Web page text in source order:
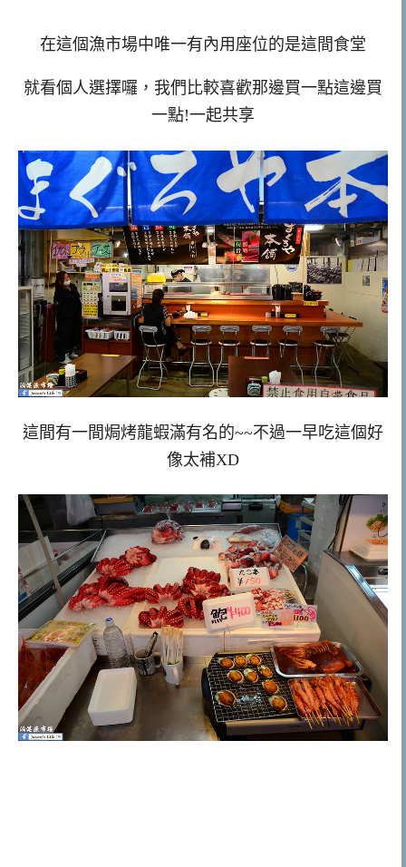
在這個漁市場中唯一有內用座位的是這間食堂
就看個人選擇囉，我們比較喜歡那邊買一點這邊買
一點!一起共享
這間有一間焗烤龍蝦滿有名的~~不過一早吃這個好
像太補XD